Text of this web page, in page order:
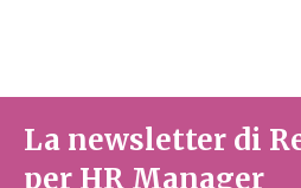
La newsletter di
per HR Manager